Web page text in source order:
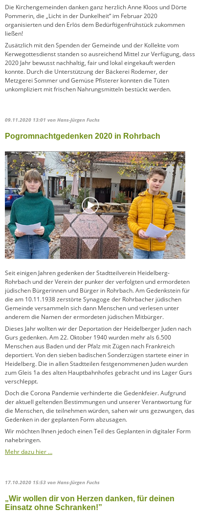
Die Kirchengemeinden danken ganz herzlich Anne Kloos und Dörte
Pommerin, die „Licht in der Dunkelheit“ im Februar 2020
organisierten und den Erlös dem Bedürftigenfrühstück zukommen
ließen!
Zusätzlich mit den Spenden der Gemeinde und der Kollekte vom
Kerwegottesdienst standen so ausreichend Mittel zur Verfügung, dass
2020 Jahr bewusst nachhaltig, fair und lokal eingekauft werden
konnte. Durch die Unterstützung der Bäckerei Rodemer, der
Metzgerei Sommer und Gemüse Pfisterer konnten die Tüten
unkompliziert mit frischen Nahrungsmitteln bestückt werden.
09.11.2020 13:01 von Hans-Jürgen Fuchs
Pogromnachtgedenken 2020 in Rohrbach
Seit einigen Jahren gedenken der Stadtteilverein Heidelberg-
Rohrbach und der Verein der punker der verfolgten und ermordeten
jüdischen Bürgerinnen und Bürger in Rohrbach. Am Gedenkstein für
die am 10.11.1938 zerstörte Synagoge der Rohrbacher jüdischen
Gemeinde versammeln sich dann Menschen und verlesen unter
anderem die Namen der ermordeten jüdischen Mitbürger.
Dieses Jahr wollten wir der Deportation der Heidelberger Juden nach
Gurs gedenken. Am 22. Oktober 1940 wurden mehr als 6.500
Menschen aus Baden und der Pfalz mit Zügen nach Frankreich
deportiert. Von den sieben badischen Sonderzügen startete einer in
Heidelberg. Die in allen Stadtteilen festgenommenen Juden wurden
zum Gleis 1a des alten Hauptbahnhofes gebracht und ins Lager Gurs
verschleppt.
Doch die Corona Pandemie verhinderte die Gedenkfeier. Aufgrund
der aktuell geltenden Bestimmungen und unserer Verantwortung für
die Menschen, die teilnehmen würden, sahen wir uns gezwungen, das
Gedenken in der geplanten Form abzusagen.
Wir möchten Ihnen jedoch einen Teil des Geplanten in digitaler Form
nahebringen.
Mehr dazu hier …
17.10.2020 15:53 von Hans-Jürgen Fuchs
„Wir wollen dir von Herzen danken, für deinen
Einsatz ohne Schranken!”